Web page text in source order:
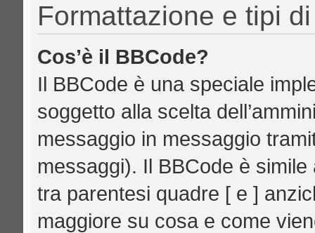
Formattazione e tipi
Cos’è il BBCode?
Il BBCode è una speciale
soggetto alla scelta
messaggio in messaggio
messaggi). Il BBCode è
tra parentesi quadre [ e ]
maggiore su cosa e come